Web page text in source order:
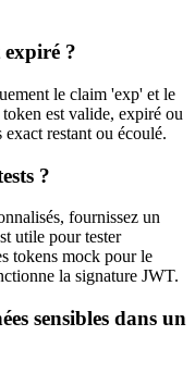
?
le claim 'exp' et le
est valide, expiré ou
restant ou écoulé.
?
fournissez un
utile pour tester
tokens mock pour le
la signature JWT.
sensibles dans un